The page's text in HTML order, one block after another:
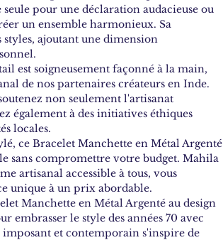
pour une déclaration audacieuse ou
un ensemble harmonieux. Sa
ajoutant une dimension
est soigneusement façonné à la main,
de nos partenaires créateurs en Inde.
non seulement l'artisanat
également à des initiatives éthiques
locales.
ce Bracelet Manchette en Métal Argenté
sans compromettre votre budget. Mahila
artisanal accessible à tous, vous
unique à un prix abordable.
Manchette en Métal Argenté au design
embrasser le style des années 70 avec
et contemporain s'inspire de